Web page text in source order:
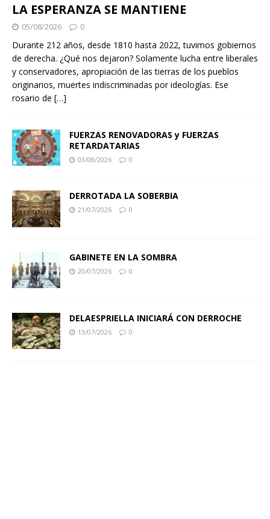
LA ESPERANZA SE MANTIENE
05/08/2026 0
Durante 212 años, desde 1810 hasta 2022, tuvimos gobiernos
de derecha. ¿Qué nos dejaron? Solamente lucha entre liberales
y conservadores, apropiación de las tierras de los pueblos
originarios, muertes indiscriminadas por ideologías. Ese
rosario de […]
FUERZAS RENOVADORAS y FUERZAS
RETARDATARIAS
03/08/2026 0
DERROTADA LA SOBERBIA
21/07/2026 0
GABINETE EN LA SOMBRA
20/07/2026 0
DELAESPRIELLA INICIARÁ CON DERROCHE
13/07/2026 0